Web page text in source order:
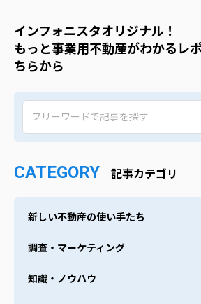
インフォニスタオリジナル！
もっと事業用不動産がわかるレ
ちらから
CATEGORY 記事カテゴリ
新しい不動産の使い手たち
調査・マーケティング
知識・ノウハウ